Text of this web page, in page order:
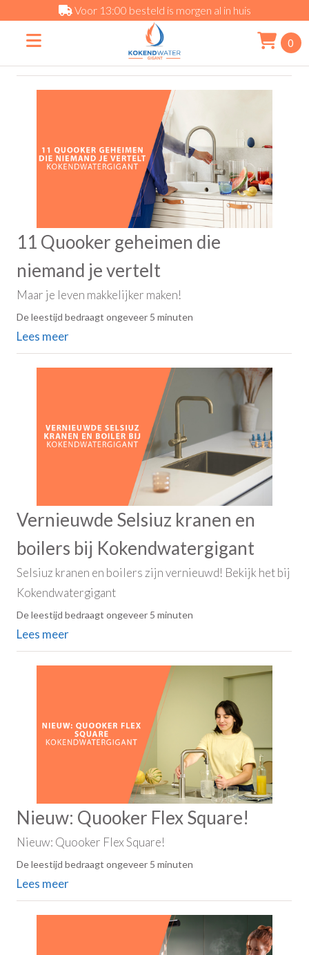
Voor 13:00 besteld is morgen al in huis
0
11 Quooker geheimen die
niemand je vertelt
Maar je leven makkelijker maken!
De leestijd bedraagt ongeveer 5 minuten
Lees meer
Vernieuwde Selsiuz kranen en
boilers bij Kokendwatergigant
Selsiuz kranen en boilers zijn vernieuwd! Bekijk het bij
Kokendwatergigant
De leestijd bedraagt ongeveer 5 minuten
Lees meer
Nieuw: Quooker Flex Square!
Nieuw: Quooker Flex Square!
De leestijd bedraagt ongeveer 5 minuten
Lees meer